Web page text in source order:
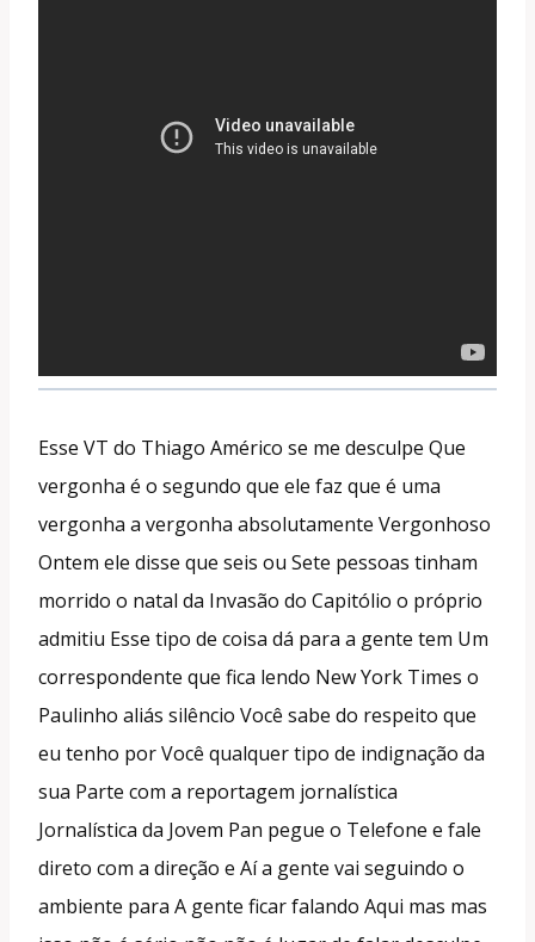
Esse VT do Thiago Américo se me desculpe Que
vergonha é o segundo que ele faz que é uma
vergonha a vergonha absolutamente Vergonhoso
Ontem ele disse que seis ou Sete pessoas tinham
morrido o natal da Invasão do Capitólio o próprio
admitiu Esse tipo de coisa dá para a gente tem Um
correspondente que fica lendo New York Times o
Paulinho aliás silêncio Você sabe do respeito que
eu tenho por Você qualquer tipo de indignação da
sua Parte com a reportagem jornalística
Jornalística da Jovem Pan pegue o Telefone e fale
direto com a direção e Aí a gente vai seguindo o
ambiente para A gente ficar falando Aqui mas mas